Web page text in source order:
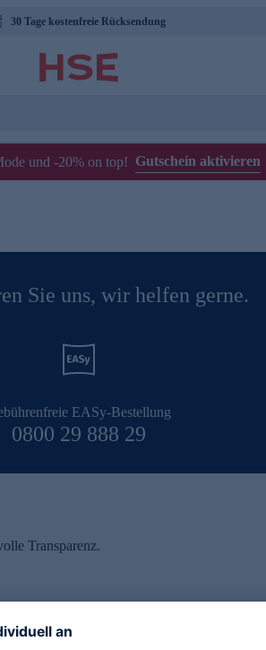
30 Tage kostenfreie Rücksendung
und -20% on top! Gutschein aktivieren
Sie uns, wir helfen gerne.
EASy-Bestellung
0800 29 888 29
Transparenz.